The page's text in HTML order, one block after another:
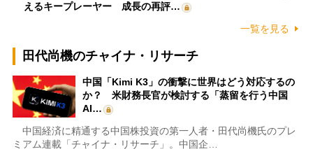
えるキープレーヤー 成長の再評…
一覧を見る
田代尚機のチャイナ・リサーチ
中国「Kimi K3」の衝撃に世界はどう対応するの
か？ 米財務長官が検討する「蒸留を行う中国
AI…
中国経済に精通する中国株投資の第一人者・田代尚機氏のプレ
ミアム連載「チャイナ・リサーチ」。中国企…